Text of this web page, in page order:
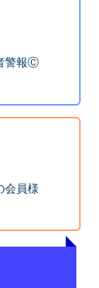
警報Ⓒ
会員様